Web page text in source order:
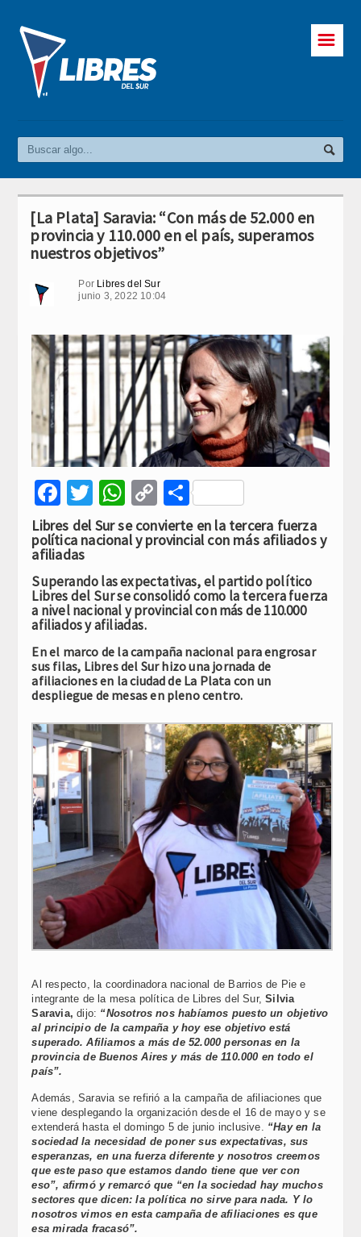
☰
[La Plata] Saravia: “Con más de 52.000 en
provincia y 110.000 en el país, superamos
nuestros objetivos”
Por Libres del Sur
junio 3, 2022 10:04
Facebook
Twitter
WhatsApp
Copy
Link
Compartir
Libres del Sur se convierte en la tercera fuerza
política nacional y provincial con más afiliados y
afiliadas
Superando las expectativas, el partido político
Libres del Sur se consolidó como la tercera fuerza
a nivel nacional y provincial con más de 110.000
afiliados y afiliadas.
En el marco de la campaña nacional para engrosar
sus filas, Libres del Sur hizo una jornada de
afiliaciones en la ciudad de La Plata con un
despliegue de mesas en pleno centro.
Al respecto, la coordinadora nacional de Barrios de Pie e
integrante de la mesa política de Libres del Sur,Silvia
Saravia, dijo: “Nosotros nos habíamos puesto un objetivo
al principio de la campaña y hoy ese objetivo está
superado. Afiliamos a más de 52.000 personas en la
provincia de Buenos Aires y más de 110.000 en todo el
país”.
Además, Saravia se refirió a la campaña de afiliaciones que
viene desplegando la organización desde el 16 de mayo y se
extenderá hasta el domingo 5 de junio inclusive. “Hay en la
sociedad la necesidad de poner sus expectativas, sus
esperanzas, en una fuerza diferente y nosotros creemos
que este paso que estamos dando tiene que ver con
eso”, afirmó y remarcó que “en la sociedad hay muchos
sectores que dicen: la política no sirve para nada. Y lo
nosotros vimos en esta campaña de afiliaciones es que
esa mirada fracasó”.